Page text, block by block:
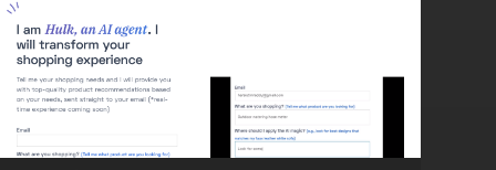
erstellen. Darüber hinaus bietet MagicAI eine
sofortige Zusammenfassung deiner langen
E-Mail-Konversationen, Nachrichten,
Notizen und Dateien. Steigere deine
Effizienz mit MagicAI!